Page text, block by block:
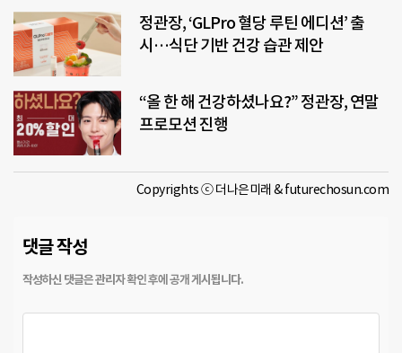
정관장, ‘GLPro 혈당 루틴 에디션’ 출
시…식단 기반 건강 습관 제안
“올 한 해 건강하셨나요?” 정관장, 연말
프로모션 진행
Copyrights ⓒ 더나은미래 & futurechosun.com
댓글 작성